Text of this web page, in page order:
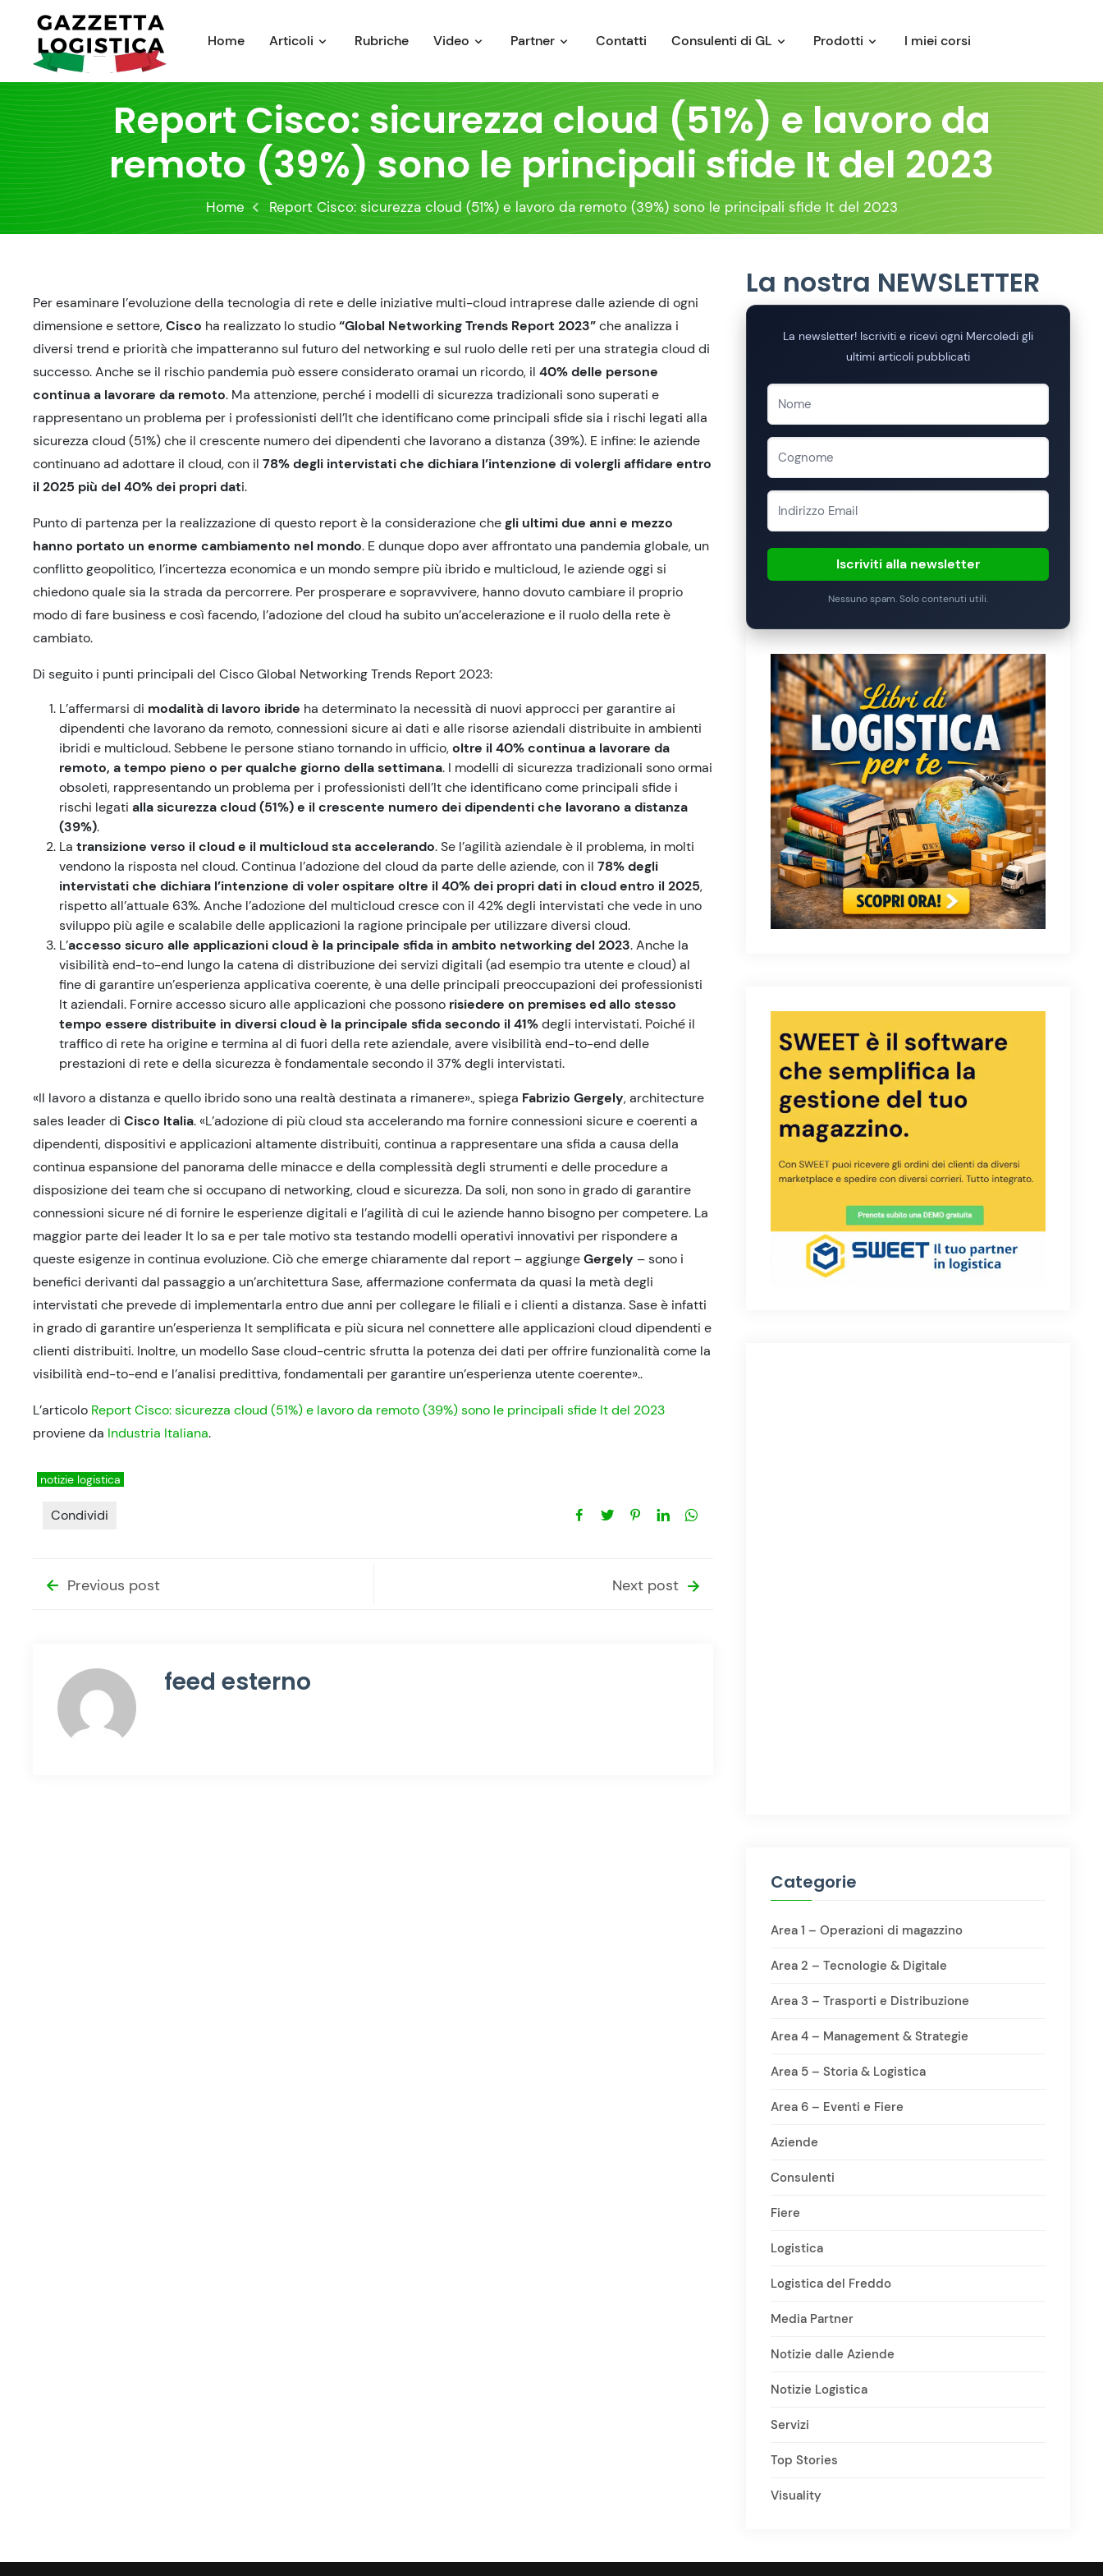
content
Home Articoli Rubriche Video Partner Contatti Consulenti di GL Prodotti I miei corsi
Report Cisco: sicurezza cloud (51%) e lavoro da
remoto (39%) sono le principali sfide It del 2023
Home Report Cisco: sicurezza cloud (51%) e lavoro da remoto (39%) sono le principali sfide It del 2023
Per esaminare l’evoluzione della tecnologia di rete e delle iniziative multi-cloud intraprese dalle aziende di ogni
dimensione e settore,Cisco ha realizzato lo studio“Global Networking Trends Report 2023”che analizza i
diversi trend e priorità che impatteranno sul futuro del networking e sul ruolo delle reti per una strategia cloud di
successo. Anche se il rischio pandemia può essere considerato oramai un ricordo, il 40% delle persone
continua a lavorare da remoto. Ma attenzione, perché i modelli di sicurezza tradizionali sono superati e
rappresentano un problema per i professionisti dell’It che identificano come principali sfide sia i rischi legati alla
sicurezza cloud (51%) che il crescente numero dei dipendenti che lavorano a distanza (39%). E infine: le aziende
continuano ad adottare il cloud, con il 78% degli intervistati che dichiara l’intenzione di volergli affidare entro
il 2025 più del 40% dei propri dati.
Punto di partenza per la realizzazione di questo report è la considerazione chegli ultimi due anni e mezzo
hanno portato un enorme cambiamento nel mondo. E dunque dopo aver affrontato una pandemia globale, un
conflitto geopolitico, l’incertezza economica e un mondo sempre più ibrido e multicloud, le aziende oggi si
chiedono quale sia la strada da percorrere. Per prosperare e sopravvivere, hanno dovuto cambiare il proprio
modo di fare business e così facendo, l’adozione del cloud ha subito un’accelerazione e il ruolo della rete è
cambiato.
Di seguito i punti principali del Cisco Global Networking Trends Report 2023:
L’affermarsi di modalità di lavoro ibride ha determinato la necessità di nuovi approcci per garantire ai
dipendenti che lavorano da remoto, connessioni sicure ai dati e alle risorse aziendali distribuite in ambienti
ibridi e multicloud. Sebbene le persone stiano tornando in ufficio,oltre il 40% continua a lavorare da
remoto, a tempo pieno o per qualche giorno della settimana. I modelli di sicurezza tradizionali sono ormai
obsoleti, rappresentando un problema per i professionisti dell’It che identificano come principali sfide i
rischi legati alla sicurezza cloud (51%) e il crescente numero dei dipendenti che lavorano a distanza
(39%).
La transizione verso il cloud e il multicloud sta accelerando. Se l’agilità aziendale è il problema, in molti
vendono la risposta nel cloud. Continua l’adozione del cloud da parte delle aziende, con il 78% degli
intervistati che dichiara l’intenzione di voler ospitare oltre il 40% dei propri dati in cloud entro il 2025,
rispetto all’attuale 63%. Anche l’adozione del multicloud cresce con il 42% degli intervistati che vede in uno
sviluppo più agile e scalabile delle applicazioni la ragione principale per utilizzare diversi cloud.
L’accesso sicuro alle applicazioni cloud è la principale sfida in ambito networking del 2023. Anche la
visibilità end-to-end lungo la catena di distribuzione dei servizi digitali (ad esempio tra utente e cloud) al
fine di garantire un’esperienza applicativa coerente, è una delle principali preoccupazioni dei professionisti
It aziendali. Fornire accesso sicuro alle applicazioni che possono risiedere on premises ed allo stesso
tempo essere distribuite in diversi cloud è la principale sfida secondo il 41%degli intervistati. Poiché il
traffico di rete ha origine e termina al di fuori della rete aziendale, avere visibilità end-to-end delle
prestazioni di rete e della sicurezza è fondamentale secondo il 37% degli intervistati.
«Il lavoro a distanza e quello ibrido sono una realtà destinata a rimanere»., spiega Fabrizio Gergely, architecture
sales leader di Cisco Italia. «L’adozione di più cloud sta accelerando ma fornire connessioni sicure e coerenti a
dipendenti, dispositivi e applicazioni altamente distribuiti, continua a rappresentare una sfida a causa della
continua espansione del panorama delle minacce e della complessità degli strumenti e delle procedure a
disposizione dei team che si occupano di networking, cloud e sicurezza. Da soli, non sono in grado di garantire
connessioni sicure né di fornire le esperienze digitali e l’agilità di cui le aziende hanno bisogno per competere. La
maggior parte dei leader It lo sa e per tale motivo sta testando modelli operativi innovativi per rispondere a
queste esigenze in continua evoluzione. Ciò che emerge chiaramente dal report – aggiungeGergely – sono i
benefici derivanti dal passaggio a un’architettura Sase, affermazione confermata da quasi la metà degli
intervistati che prevede di implementarla entro due anni per collegare le filiali e i clienti a distanza. Sase è infatti
in grado di garantire un’esperienza It semplificata e più sicura nel connettere alle applicazioni cloud dipendenti e
clienti distribuiti. Inoltre, un modello Sase cloud-centric sfrutta la potenza dei dati per offrire funzionalità come la
visibilità end-to-end e l’analisi predittiva, fondamentali per garantire un’esperienza utente coerente»..
L’articolo Report Cisco: sicurezza cloud (51%) e lavoro da remoto (39%) sono le principali sfide It del 2023
proviene da Industria Italiana.
notizie logistica
Condividi
Previous post Next post
feed esterno
La nostra NEWSLETTER
La newsletter! Iscriviti e ricevi ogni Mercoledi gli
ultimi articoli pubblicati
Iscriviti alla newsletter
Nessuno spam. Solo contenuti utili.
Categorie
Area 1 – Operazioni di magazzino
Area 2 – Tecnologie & Digitale
Area 3 – Trasporti e Distribuzione
Area 4 – Management & Strategie
Area 5 – Storia & Logistica
Area 6 – Eventi e Fiere
Aziende
Consulenti
Fiere
Logistica
Logistica del Freddo
Media Partner
Notizie dalle Aziende
Notizie Logistica
Servizi
Top Stories
Visuality